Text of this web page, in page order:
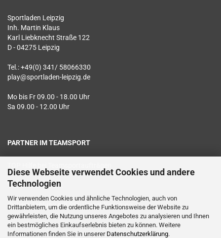
Diese Webseite verwendet Cookies und andere
Technologien
Wir verwenden Cookies und ähnliche Technologien, auch von
Drittanbietern, um die ordentliche Funktionsweise der Website zu
gewährleisten, die Nutzung unseres Angebotes zu analysieren und Ihnen
ein bestmögliches Einkaufserlebnis bieten zu können. Weitere
Informationen finden Sie in unserer Datenschutzerklärung.
Sportladen Leipzig
Inh. Martin Klaus
Karl Liebknecht Straße 122
D - 04275 Leipzig
Tel.: +49(0) 341/ 58066330
play@sportladen-leipzig.de
Mo bis Fr 09.00 - 18.00 Uhr
Sa 09.00 - 12.00 Uhr
PARTNER IM TEAMSPORT
Textildruck vor Ort
Sichere Zahlung mit SSL Verschlüsselung
Geprüfter Datenschutz